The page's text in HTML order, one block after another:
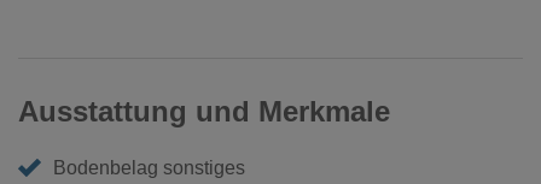
Ausstattung und Merkmale
Bodenbelag sonstiges